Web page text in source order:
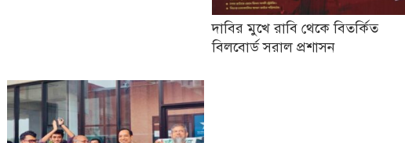
দাবির মুখে রাবি থেকে বিতর্কিত
বিলবোর্ড সরাল প্রশাসন